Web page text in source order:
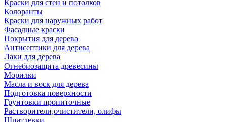
Краски для стен и потолков
Колоранты
Краски для наружных работ
Фасадные краски
Покрытия для дерева
Антисептики для дерева
Лаки для дерева
Огнебиозащита древесины
Морилки
Масла и воск для дерева
Подготовка поверхности
Грунтовки пропиточные
Растворители,очистители, олифы
Шпатлевки